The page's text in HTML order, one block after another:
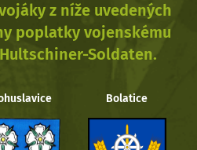
z níže uvedených
poplatky vojenskému
Soldaten.
Bolatice